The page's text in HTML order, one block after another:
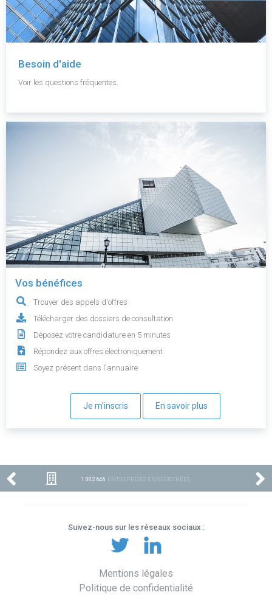
Besoin d'aide
Voir les questions fréquentes.
Vos bénéfices
Trouver des appels d'offres
Télécharger des dossiers de consultation
Déposez votre candidature en 5 minutes
Répondez aux offres électroniquement
Soyez présent dans l'annuaire
Je m'inscris En savoir plus
1 002 646 ENTREPRISES ENREGISTRÉES
Suivez-nous sur les réseaux sociaux :
Mentions légales
Politique de confidentialité